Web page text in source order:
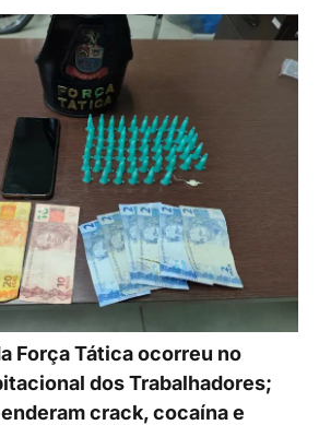
Força Tática ocorreu no
dos Trabalhadores;
crack, cocaína e